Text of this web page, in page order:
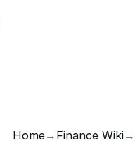
Home→ Finance Wiki→